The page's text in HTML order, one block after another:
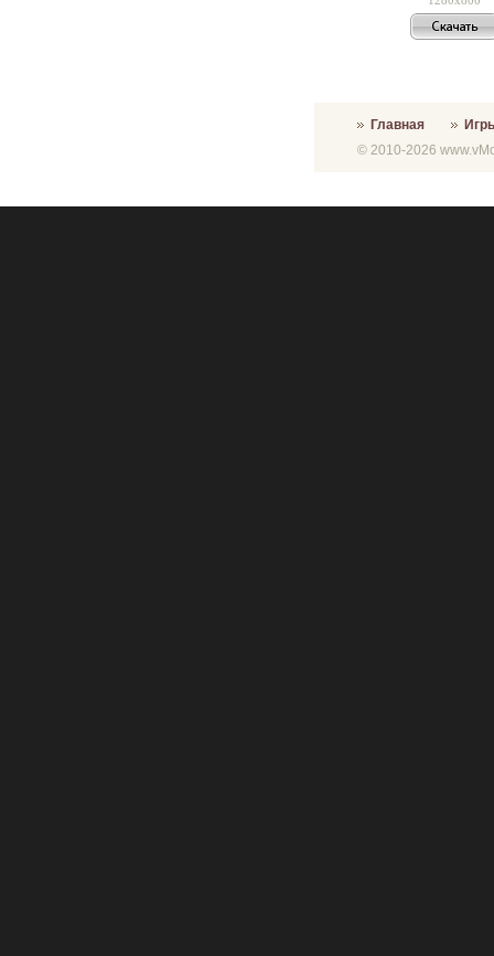
Главная
© 2010-2026